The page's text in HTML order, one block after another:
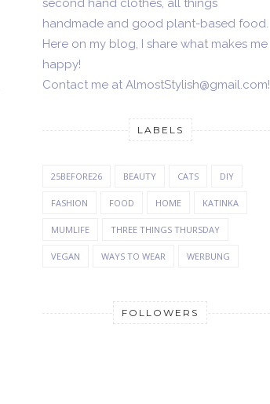
second hand clothes, all things
handmade and good plant-based food.
Here on my blog, I share what makes me
happy!
Contact me at AlmostStylish@gmail.com!
LABELS
25BEFORE26 BEAUTY CATS DIY
FASHION FOOD HOME KATINKA
MUMLIFE THREE THINGS THURSDAY
VEGAN WAYS TO WEAR WERBUNG
FOLLOWERS